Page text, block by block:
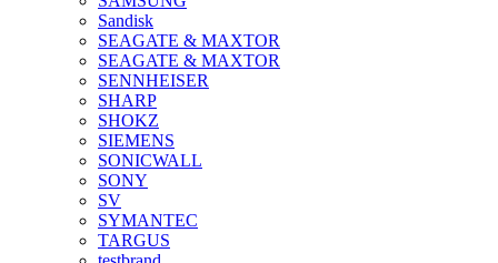
Sandisk
SEAGATE & MAXTOR
SEAGATE & MAXTOR
SENNHEISER
SHARP
SHOKZ
SIEMENS
SONICWALL
SONY
SV
SYMANTEC
TARGUS